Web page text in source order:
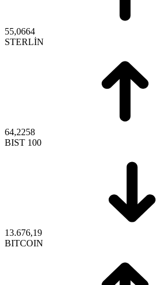
55,0664
STERLİN
64,2258
BIST 100
13.676,19
BITCOIN